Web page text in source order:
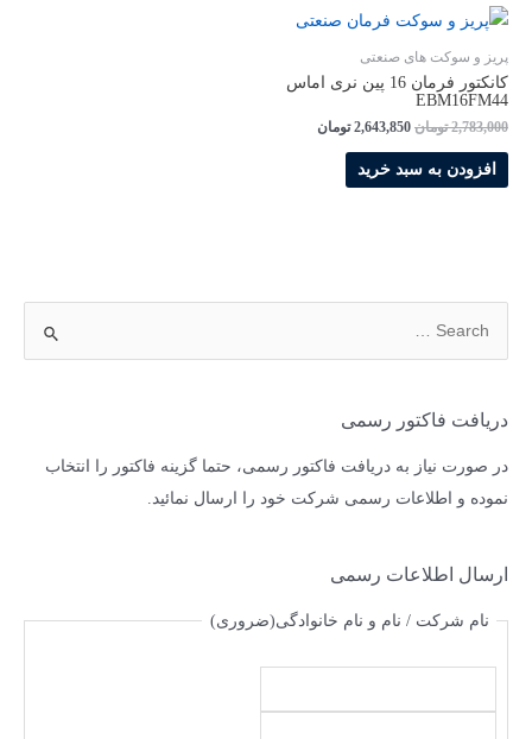
دریافت فاکتور رسمی
در صورت نیاز به دریافت فاکتور رسمی، حتما گزینه فاکتور را انتخاب
نموده و اطلاعات رسمی شرکت خود را ارسال نمائید.
ارسال اطلاعات رسمی
نام شرکت / نام و نام خانوادگی(ضروری)
پریز و سوکت های صنعتی
کانکتور فرمان 16 پین نری اماس
EBM16FM44
2,783,000 تومان 2,643,850 تومان
افزودن به سبد خرید